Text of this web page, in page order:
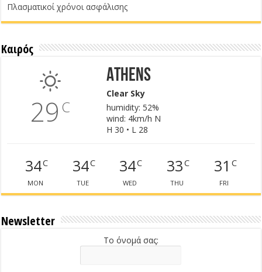
Πλασματικοί χρόνοι ασφάλισης
Καιρός
29 C
Athens
Clear Sky
humidity: 52%
wind: 4km/h N
H 30 • L 28
34C
MON
34C
TUE
34C
WED
33C
THU
31 C
FRI
Newsletter
Το όνομά σας: